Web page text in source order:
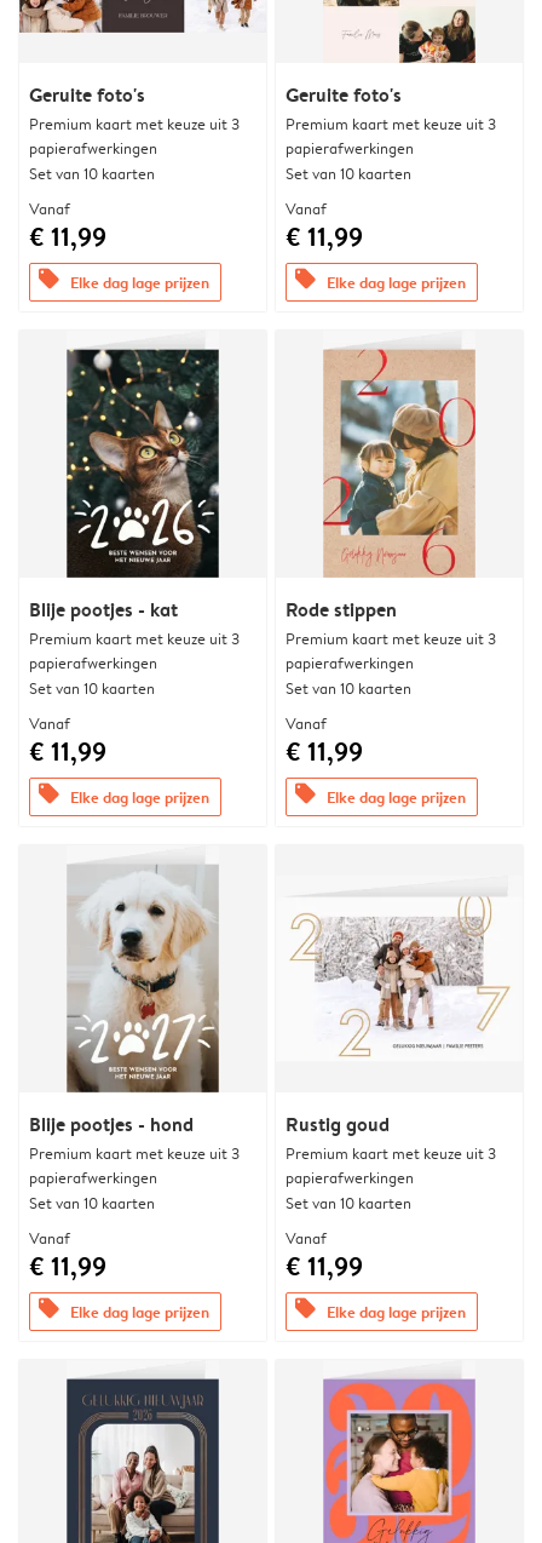
Geruite foto's
Premium kaart met keuze uit 3
papierafwerkingen
Set van 10 kaarten
Vanaf
€ 11,99
offers Elke dag lage prijzen
Geruite foto's
Premium kaart met keuze uit 3
papierafwerkingen
Set van 10 kaarten
Vanaf
€ 11,99
offers Elke dag lage prijzen
Blije pootjes - kat
Premium kaart met keuze uit 3
papierafwerkingen
Set van 10 kaarten
Vanaf
€ 11,99
offers Elke dag lage prijzen
Rode stippen
Premium kaart met keuze uit 3
papierafwerkingen
Set van 10 kaarten
Vanaf
€ 11,99
offers Elke dag lage prijzen
Blije pootjes - hond
Premium kaart met keuze uit 3
papierafwerkingen
Set van 10 kaarten
Vanaf
€ 11,99
offers Elke dag lage prijzen
Rustig goud
Premium kaart met keuze uit 3
papierafwerkingen
Set van 10 kaarten
Vanaf
€ 11,99
offers Elke dag lage prijzen